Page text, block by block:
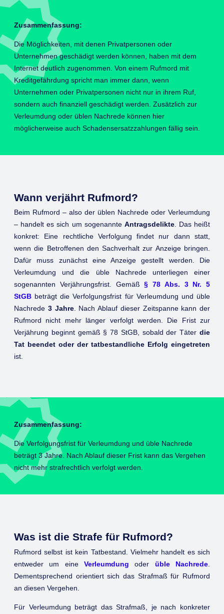
Zusammenfassung:
Die Möglichkeiten, mit denen Privatpersonen oder
Unternehmen geschädigt werden können, haben mit dem
Internet deutlich zugenommen. Von einem Rufmord mit
Kreditgefährdung spricht man immer dann, wenn
Unternehmen oder Privatpersonen nicht nur in ihrem Ruf,
sondern auch finanziell geschädigt werden. Zusätzlich zur
Verleumdung oder üblen Nachrede können hier
möglicherweise auch Schadensersatzzahlungen fällig sein.
Wann verjährt Rufmord?
Beim Rufmord – also der üblen Nachrede oder Verleumdung
– handelt es sich um sogenannte Antragsdelikte. Das heißt
konkret: Eine rechtliche Verfolgung findet nur dann statt,
wenn die Betroffenen den Sachverhalt zur Anzeige bringen.
Dafür muss zunächst eine Anzeige gestellt werden. Die
Verleumdung und die üble Nachrede unterliegen einer
sogenannten Verjährungsfrist. Gemäß§ 78 Abs. 3 Nr. 5
StGB beträgt die Verfolgungsfrist für Verleumdung und üble
Nachrede 3 Jahre. Nach Ablauf dieser Zeitspanne kann der
Rufmord nicht mehr länger verfolgt werden. Die Frist zur
Verjährung beginnt gemäß § 78 StGB, sobald der Täter die
Tat beendet oder der tatbestandliche Erfolg eingetreten
ist.
Zusammenfassung:
Die Verfolgungsfrist für Verleumdung und üble Nachrede
beträgt 3 Jahre. Nach Ablauf dieser Frist kann das Vergehen
nicht mehr strafrechtlich verfolgt werden.
Was ist die Strafe für Rufmord?
Rufmord selbst ist kein Tatbestand. Vielmehr handelt es sich
entweder um eine Verleumdung oder üble Nachrede
Dementsprechend orientiert sich das Strafmaß für Rufmord
an diesen Vergehen.
Für Verleumdung beträgt das Strafmaß, je nach konkreter